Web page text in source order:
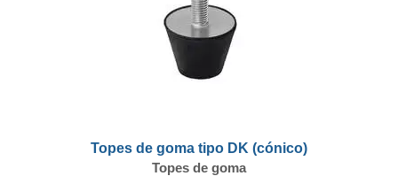
Topes de goma tipo DK (cónico)
Topes de goma